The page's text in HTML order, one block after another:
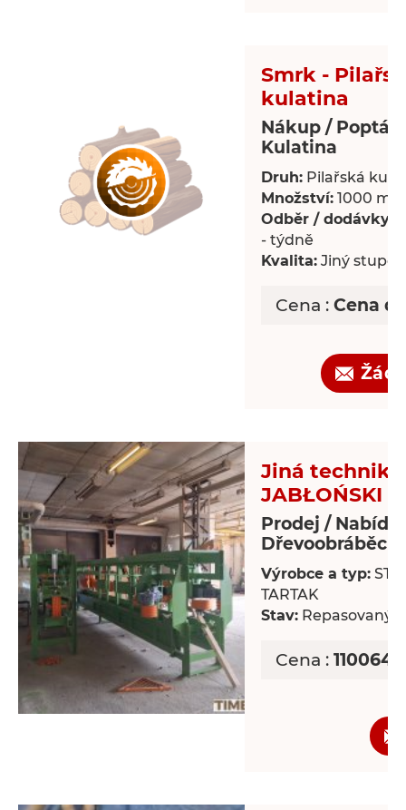
Smrk -
kulatina
Nákup /
Kulatina
Druh: Pilařská
Množství: 1000 m³
Odběr / dodávky:
- týdně
Kvalita: Jiný
Cena : Cena
Jiná technika
JABŁOŃSKI
Prodej /
Dřevoobráběcí
Výrobce a typ:
TARTAK
Stav: Repasovaný
Cena :